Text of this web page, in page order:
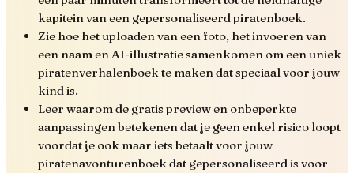
kapitein van een gepersonaliseerd piratenboek.
Zie hoe het uploaden van een foto, het invoeren van
een naam en AI-illustratie samenkomen om een uniek
piratenverhalenboek te maken dat speciaal voor jouw
kind is.
Leer waarom de gratis preview en onbeperkte
aanpassingen betekenen dat je geen enkel risico loopt
voordat je ook maar iets betaalt voor jouw
piratenavonturenboek dat gepersonaliseerd is voor